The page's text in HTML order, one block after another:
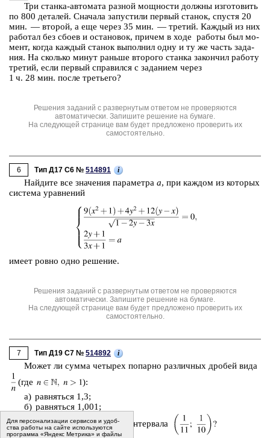
Три стан­ка‐ав­то­ма­та раз­ной мощ­но­сти долж­ны из­го­то­вить
по 800 де­та­лей. Сна­ча­ла за­пу­сти­ли пер­вый ста­нок, спу­стя 20
мин. — вто­рой, а еще через 35 мин. — тре­тий. Каж­дый из них
ра­бо­тал без сбоев и оста­но­вок, при­чем в ходе ра­бо­ты был мо­
мент, когда каж­дый ста­нок вы­пол­нил одну и ту же часть за­да­
ния. На сколь­ко минут рань­ше вто­ро­го стан­ка за­кон­чил ра­бо­ту
тре­тий, если пер­вый спра­вил­ся с за­да­ни­ем через
1 ч. 28 мин. после тре­тье­го?
Решения заданий с развернутым ответом не проверяются
автоматически. Запишите решение на бумаге.
На следующей странице вам будет предложено проверить их
самостоятельно.
6 Тип Д17 C6 № 514891 i
Най­ди­те все зна­че­ния па­ра­мет­ра a, при каж­дом из ко­то­рых
си­сте­ма урав­не­ний
имеет ровно одно ре­ше­ние.
Решения заданий с развернутым ответом не проверяются
автоматически. Запишите решение на бумаге.
На следующей странице вам будет предложено проверить их
самостоятельно.
7 Тип Д19 C7 № 514892 i
Может ли сумма че­ты­рех по­пар­но раз­лич­ных дро­бей вида
(где
):
а) рав­нять­ся 1,3;
б) рав­нять­ся 1,001;
в) при­ни­мать зна­че­ние из ин­тер­ва­ла
Для пер­со­на­ли­за­ции сер­ви­сов и удоб­
ства ра­бо­ты на сайте ис­поль­зу­ют­ся
программа «Яндекс Метрика» и файлы